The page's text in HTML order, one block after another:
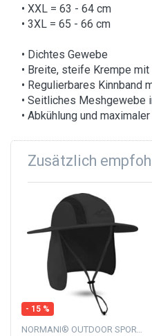
• XXL = 63 - 64 cm
• 3XL = 65 - 66 cm
• Dichtes Gewebe
• Breite, steife Krempe
• Regulierbares Kinnband
• Seitliches Meshgewebe
• Abkühlung und
Zusätzlich
- 15 %
NORMANI® OUTDOOR SPORTS